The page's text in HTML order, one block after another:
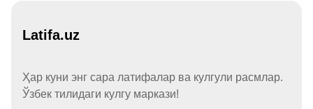
Latifa.uz
Ҳар куни энг сара латифалар ва кулгули расмлар.
Ўзбек тилидаги кулгу маркази!